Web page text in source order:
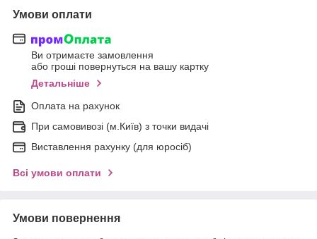
Умови оплати
Ви отримаєте замовлення
або гроші повернуться на вашу картку
Детальніше
Оплата на рахунок
При самовивозі (м.Київ) з точки видачі
Виставлення рахунку (для юросіб)
Всі умови оплати
Умови повернення